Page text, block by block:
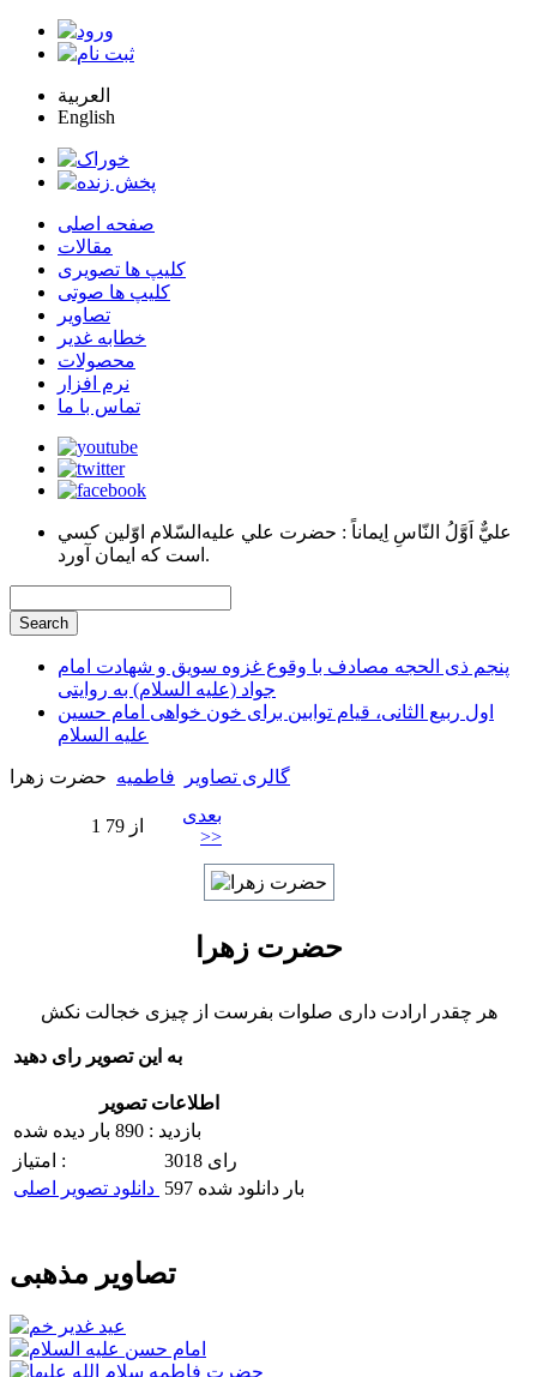
العربية
English
صفحه اصلی
مقالات
کلیپ ها تصویری
کلیپ ها صوتی
تصاویر
خطابه غدیر
محصولات
نرم افزار
تماس با ما
عليٌّ اَوَّلُ النّاسِ اِيماناً : حضرت علي عليه‌السّلام اوّلين كسي
است كه ايمان آورد.
پنجم ذی الحجه مصادف با وقوع غزوه سویق و شهادت امام
جواد (علیه السلام) به روایتی
اول ربیع الثانی، قیام توابین برای خون خواهی امام حسین
علیه السلام
گالری تصاویر فاطميه حضرت زهرا
1 از 79
بعدی
>>
حضرت زهرا
هر چقدر ارادت داری صلوات بفرست از چیزی خجالت نکش
به این تصویر رای دهید
اطلاعات تصویر
بازدید : 890 بار دیده شده
امتیاز :
3018 رای
597 بار دانلود شده
تصاویر مذهبی